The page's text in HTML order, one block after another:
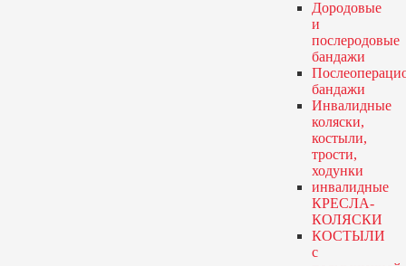
Дородовые
и
послеродовые
бандажи
бандажи
Инвалидные
коляски,
костыли,
трости,
ходунки
инвалидные
КРЕСЛА-
КОЛЯСКИ
КОСТЫЛИ
с